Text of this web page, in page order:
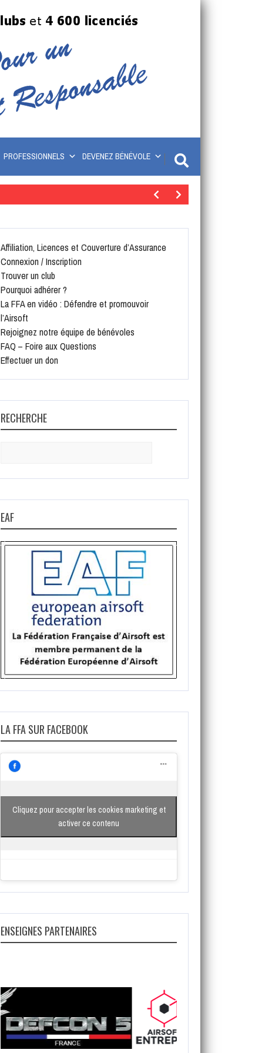
PROFESSIONNELS DEVENEZ BÉNÉVOLE
Affiliation, Licences et Couverture d’Assurance
Connexion / Inscription
Trouver un club
Pourquoi adhérer ?
La FFA en vidéo : Défendre et promouvoir
l’Airsoft
Rejoignez notre équipe de bénévoles
FAQ – Foire aux Questions
Effectuer un don
RECHERCHE
EAF
LA FFA SUR FACEBOOK
Cliquez pour accepter les cookies marketing et
activer ce contenu
ENSEIGNES PARTENAIRES